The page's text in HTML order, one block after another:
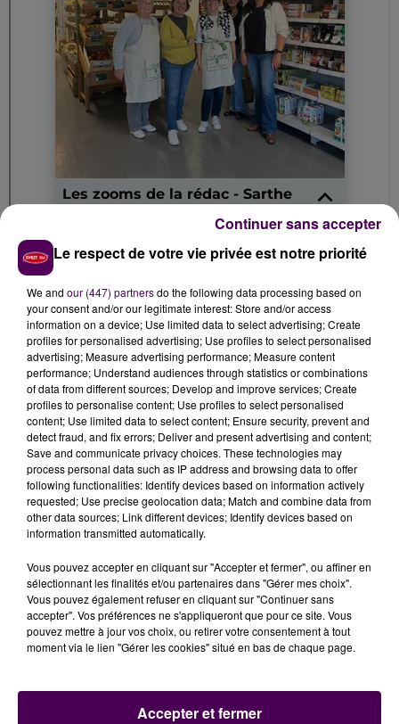
DU BIO ET DES PRODUITS LOCAUX
Les Fourmis Sarthoises s'approvisionnent auprès de 70
producteurs locaux :
Le respect de votre vie privée est notre priorité
We and our (447) partnersdo the following data processing based on
your consent and/or our legitimate interest: Store and/or access
information on a device; Use limited data to select advertising; Create
profiles for personalised advertising; Use profiles to select personalised
advertising; Measure advertising performance; Measure content
performance; Understand audiences through statistics or combinations
of data from different sources; Develop and improve services; Create
profiles to personalise content; Use profiles to select personalised
content; Use limited data to select content; Ensure security, prevent and
detect fraud, and fix errors; Deliver and present advertising and content;
Save and communicate privacy choices. These technologies may
process personal data such as IP address and browsing data to offer
following functionalities: Identify devices based on information actively
requested; Use precise geolocation data; Match and combine data from
other data sources; Link different devices; Identify devices based on
information transmitted automatically.
Vous pouvez accepter en cliquant sur "Accepter et fermer", ou affiner en
sélectionnant les finalités et/ou partenaires dans "Gérer mes choix".
Vous pouvez également refuser en cliquant sur "Continuer sans
accepter". Vos préférences ne s'appliqueront que pour ce site. Vous
pouvez mettre à jour vos choix, ou retirer votre consentement à tout
moment via le lien "Gérer les cookies" situé en bas de chaque page.
Accepter et fermer
Continuer sans accepter